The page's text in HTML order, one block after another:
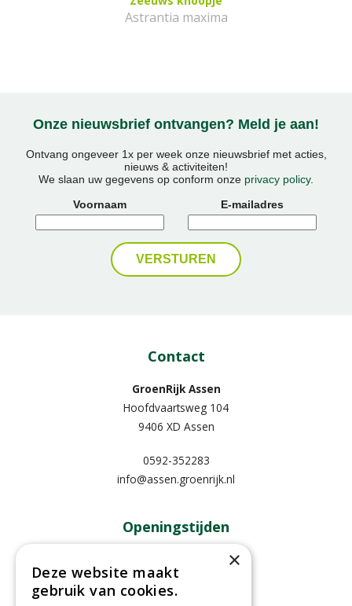
Astrantia maxima
Onze nieuwsbrief ontvangen? Meld je aan!
Ontvang ongeveer 1x per week onze nieuwsbrief met acties,
nieuws & activiteiten!
We slaan uw gegevens op conform onze privacy policy.
Voornaam
E-mailadres
Contact
GroenRijk Assen
Hoofdvaartsweg 104
9406 XD Assen
0592-352283
info@assen.groenrijk.nl
Openingstijden
09:00 - 18:00
Dinsdag
Woensdag
×
Deze website maakt
gebruik van cookies.